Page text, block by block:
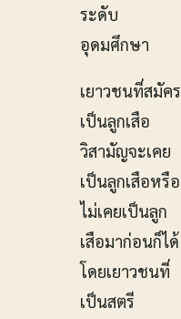
ระดับ
อุดมศึกษา
เยาวชนที่สมัคร
เป็นลูกเสือ
วิสามัญจะเคย
เป็นลูกเสือหรือ
ไม่เคยเป็นลูก
เสือมาก่อนก็ได้
โดยเยาวชนที่
เป็นสตรี